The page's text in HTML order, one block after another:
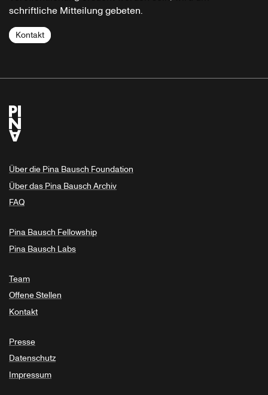
schriftliche Mitteilung gebeten.
Kontakt
Über die Pina Bausch Foundation
Über das Pina Bausch Archiv
FAQ
Pina Bausch Fellowship
Pina Bausch Labs
Team
Offene Stellen
Kontakt
Presse
Datenschutz
Impressum